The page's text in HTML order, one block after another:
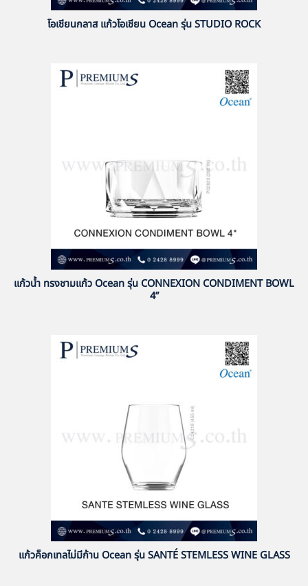
โอเชียนกลาส แก้วโอเชียน Ocean รุ่น STUDIO ROCK
แก้วน้ำ ทรงชามแก้ว Ocean รุ่น CONNEXION CONDIMENT BOWL
4”
แก้วค็อกเทลไม่มีก้าน Ocean รุ่น SANTÉ STEMLESS WINE GLASS